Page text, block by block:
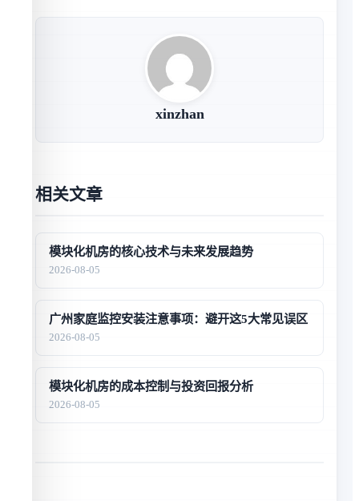
xinzhan
相关文章
模块化机房的核心技术与未来发展趋势
2026-08-05
广州家庭监控安装注意事项：避开这5大常见误区
2026-08-05
模块化机房的成本控制与投资回报分析
2026-08-05